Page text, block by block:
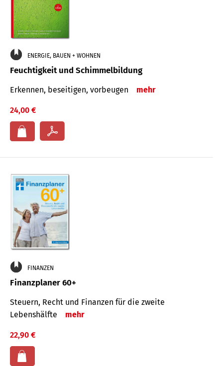
ENERGIE, BAUEN + WOHNEN
Feuchtigkeit und Schimmelbildung
Erkennen, beseitigen, vorbeugen mehr
24,00 €
FINANZEN
Finanzplaner 60+
Steuern, Recht und Finanzen für die zweite
Lebenshälfte
mehr
22,90 €